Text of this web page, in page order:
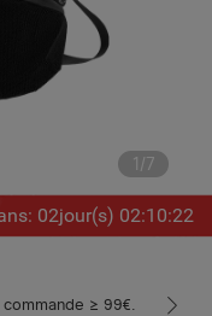
1/7
: 02jour(s) 02:10:22
≥ 99€.